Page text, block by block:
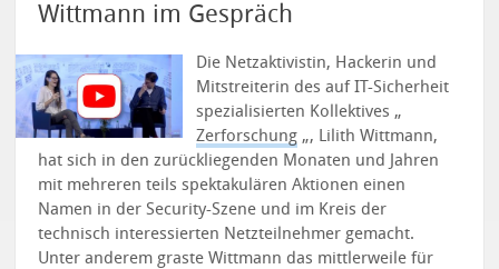
Wittmann im Gespräch
Die Netzaktivistin, Hackerin und
Mitstreiterin des auf IT-Sicherheit
spezialisierten Kollektives „
Zerforschung „, Lilith Wittmann,
hat sich in den zurückliegenden Monaten und Jahren
mit mehreren teils spektakulären Aktionen einen
Namen in der Security-Szene und im Kreis der
technisch interessierten Netzteilnehmer gemacht.
Unter anderem graste Wittmann das mittlerweile für